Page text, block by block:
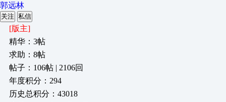
郭远林
关注 私信
[版主]
精华：3帖
求助：8帖
帖子：106帖 | 2106回
年度积分：294
历史总积分：43018